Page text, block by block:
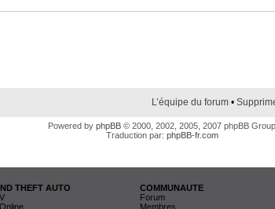
L’équipe du forum •
Powered by phpBB © 2000, 2002, 2005, 2007 phpBB Group
Traduction par: phpBB-fr.com
THEFT AUTO
COMMUNAUTE
Forum
Membres